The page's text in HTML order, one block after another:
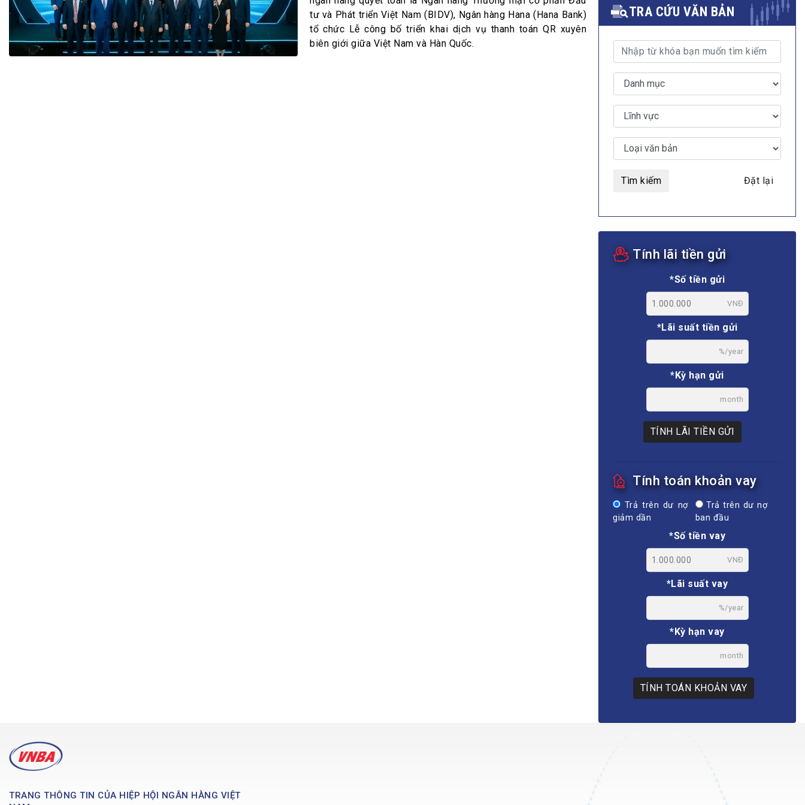
Bộ Chuẩn mực Đạo đức nghề nghiệp
Đối tác
Đấu giá tài sản
Thanh toán –Thẻ
Nhà quản trị
MULTIMEDIA
Video
E-magazines
tư và Phát triển Việt Nam (BIDV), Ngân hàng Hana (Hana Bank)
tổ chức Lễ công bố triển khai dịch vụ thanh toán QR xuyên
biên giới giữa Việt Nam và Hàn Quốc.
TRA CỨU VĂN BẢN
Tìm kiếm Đặt lại
Tính lãi tiền gửi
*Số tiền gửi
VNĐ
*Lãi suất tiền gửi
%/year
*Kỳ hạn gửi
month
TÍNH LÃI TIỀN GỬI
Tính toán khoản vay
Trả trên dư nợ
giảm dần
Trả trên dư nợ
ban đầu
*Số tiền vay
VNĐ
*Lãi suất vay
%/year
*Kỳ hạn vay
month
TÍNH TOÁN KHOẢN VAY
TRANG THÔNG TIN CỦA HIỆP HỘI NGÂN HÀNG VIỆT